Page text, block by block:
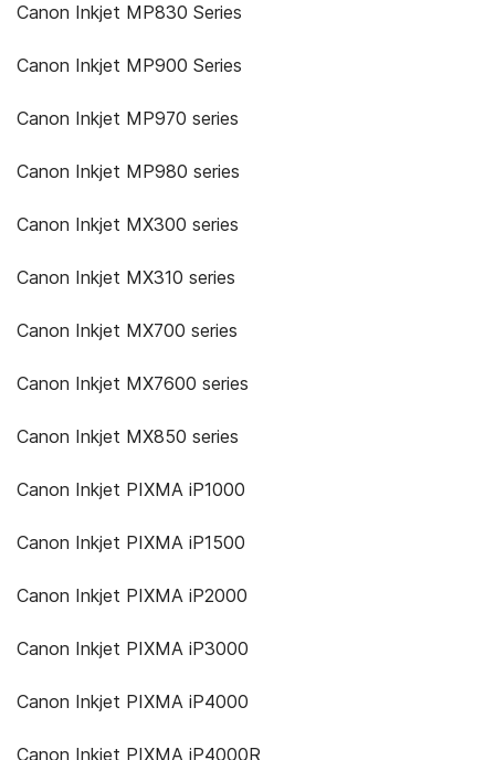
Canon Inkjet MP830 Series
Canon Inkjet MP900 Series
Canon Inkjet MP970 series
Canon Inkjet MP980 series
Canon Inkjet MX300 series
Canon Inkjet MX310 series
Canon Inkjet MX700 series
Canon Inkjet MX7600 series
Canon Inkjet MX850 series
Canon Inkjet PIXMA iP1000
Canon Inkjet PIXMA iP1500
Canon Inkjet PIXMA iP2000
Canon Inkjet PIXMA iP3000
Canon Inkjet PIXMA iP4000
Canon Inkjet PIXMA iP4000R